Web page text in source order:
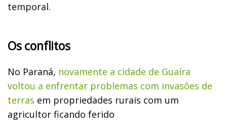
temporal.
Os conflitos
No Paraná, novamente a cidade de Guaíra
voltou a enfrentar problemas com invasões de
terras em propriedades rurais com um
agricultor ficando ferido